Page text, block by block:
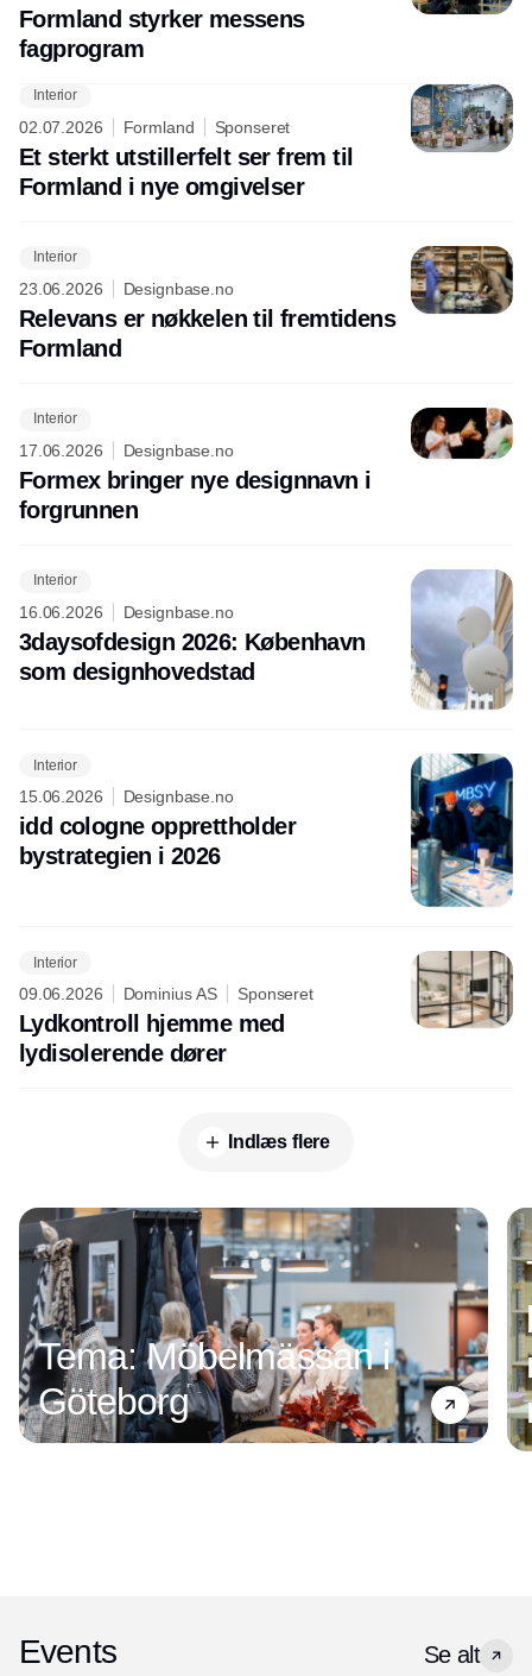
Formland styrker messens
fagprogram
Interior
02.07.2026 Formland Sponseret
Et sterkt utstillerfelt ser frem til
Formland i nye omgivelser
Interior
23.06.2026 Designbase.no
Relevans er nøkkelen til fremtidens
Formland
Interior
17.06.2026 Designbase.no
Formex bringer nye designnavn i
forgrunnen
Interior
16.06.2026 Designbase.no
3daysofdesign 2026: København
som designhovedstad
Interior
15.06.2026 Designbase.no
idd cologne opprettholder
bystrategien i 2026
Interior
09.06.2026 Dominius AS Sponseret
Lydkontroll hjemme med
lydisolerende dører
Indlæs flere
Tema: Möbelmässan i
Göteborg
Events Se alt